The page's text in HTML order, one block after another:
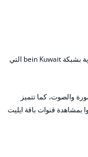
نقوم بتركيب رسيفرات حديثة ومتميزة بخاصيات ومزايا حصرية بشبكة bein Kuwait التي
والصوت، كما تتميز
بمشاهدة قنوات باقة ايليت